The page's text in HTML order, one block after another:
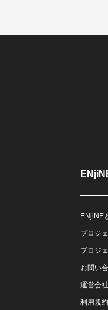
ENjiNE
プロジ
プロジ
お問い
運営会社
利用規約